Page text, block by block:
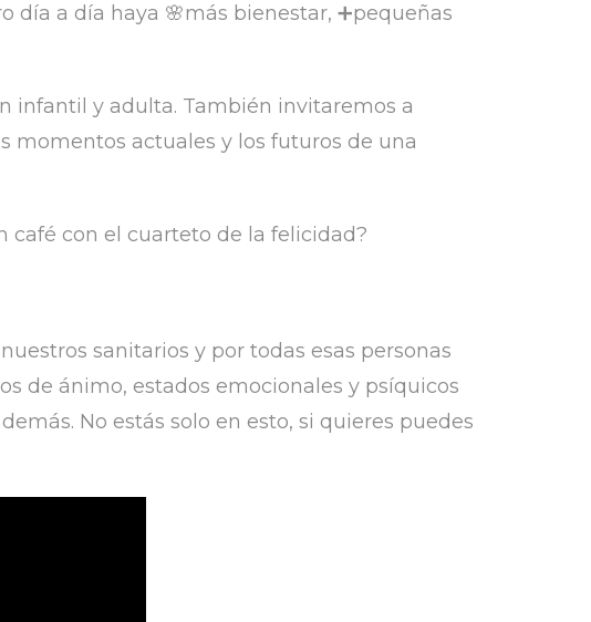
a día haya 🌸más bienestar, ➕pequeñas
infantil y adulta. También invitaremos a
momentos actuales y los futuros de una
café con el cuarteto de la felicidad?
sanitarios y por todas esas personas
de ánimo, estados emocionales y psíquicos
No estás solo en esto, si quieres puedes